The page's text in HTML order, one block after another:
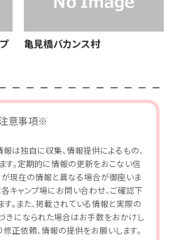
亀見橋バカンス村
意事項※
は独自に収集、情報提供によるもの、
す。定期的に情報の更新をおこない信
現在の情報と異なる場合が御座いま
キャンプ場にお問い合わせ、ご確認下
。また、掲載されている情報と実際の
きになられた場合はお手数をおかけし
正依頼、情報の提供をお願いします。